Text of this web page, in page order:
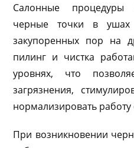
Салонные процедуры
черные точки в ушах
закупоренных пор на
пилинг и чистка
уровнях, что
загрязнения,
нормализировать
При возникновении